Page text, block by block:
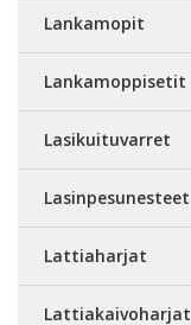
Lankamopit
Lankamoppisetit
Lasikuituvarret
Lasinpesunesteet
Lattiaharjat
Lattiakaivoharjat